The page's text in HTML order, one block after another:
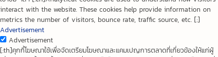
interact with the website. These cookies help provide information on
metrics the number of visitors, bounce rate, traffic source, etc. [:]
Advertisement
Advertisement
[:th]คุกกี้โฆษณาใช้เพื่อจัดเตรียมโฆษณาและแคมเปญการตลาดที่เกี่ยวข้องให้แก่ผู้